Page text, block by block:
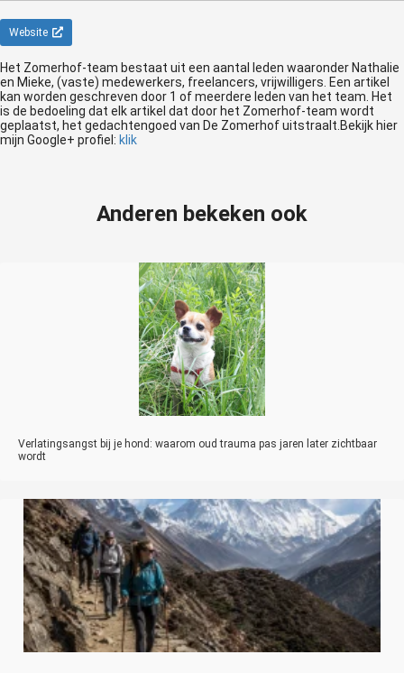
Website
Het Zomerhof-team bestaat uit een aantal leden waaronder Nathalie
en Mieke, (vaste) medewerkers, freelancers, vrijwilligers. Een artikel
kan worden geschreven door 1 of meerdere leden van het team. Het
is de bedoeling dat elk artikel dat door het Zomerhof-team wordt
geplaatst, het gedachtengoed van De Zomerhof uitstraalt.Bekijk hier
mijn Google+ profiel: klik
Anderen bekeken ook
Verlatingsangst bij je hond: waarom oud trauma pas jaren later zichtbaar
wordt